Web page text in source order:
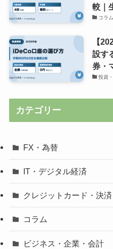
較｜
コラム
【
設す
券・
投資
カテゴリー
FX・為替
IT・デジタル経済
クレジットカード・決済
コラム
ビジネス・企業・会計